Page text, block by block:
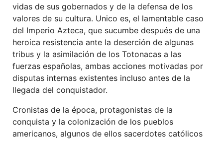
vidas de sus gobernados y de la defensa de los
valores de su cultura. Unico es, el lamentable caso
del Imperio Azteca, que sucumbe después de una
heroica resistencia ante la deserción de algunas
tribus y la asimilación de los Totonacas a las
fuerzas españolas, ambas acciones motivadas por
disputas internas existentes incluso antes de la
llegada del conquistador.
Cronistas de la época, protagonistas de la
conquista y la colonización de los pueblos
americanos, algunos de ellos sacerdotes católicos